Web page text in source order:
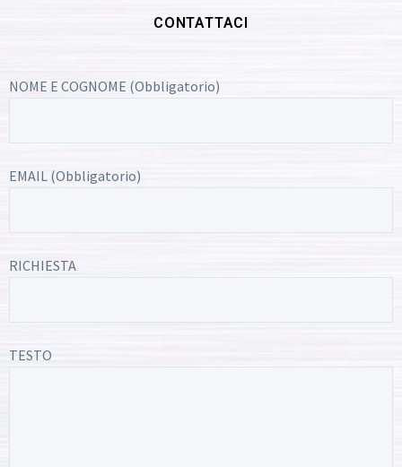
CONTATTACI
NOME E COGNOME (Obbligatorio)
EMAIL (Obbligatorio)
RICHIESTA
TESTO